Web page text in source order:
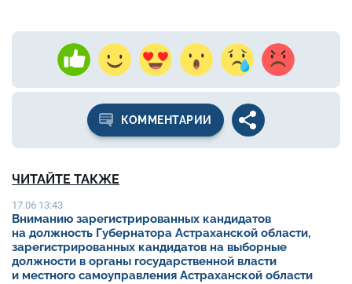
КОММЕНТАРИИ
ЧИТАЙТЕ ТАКЖЕ
17.06 13:43
Вниманию зарегистрированных кандидатов
на должность Губернатора Астраханской области,
зарегистрированных кандидатов на выборные
должности в органы государственной власти
и местного самоуправления Астраханской области